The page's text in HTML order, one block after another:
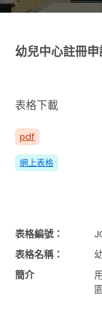
幼兒中心註冊
表格下載
pdf
網上表格
表格編號：
表格名稱：
簡介